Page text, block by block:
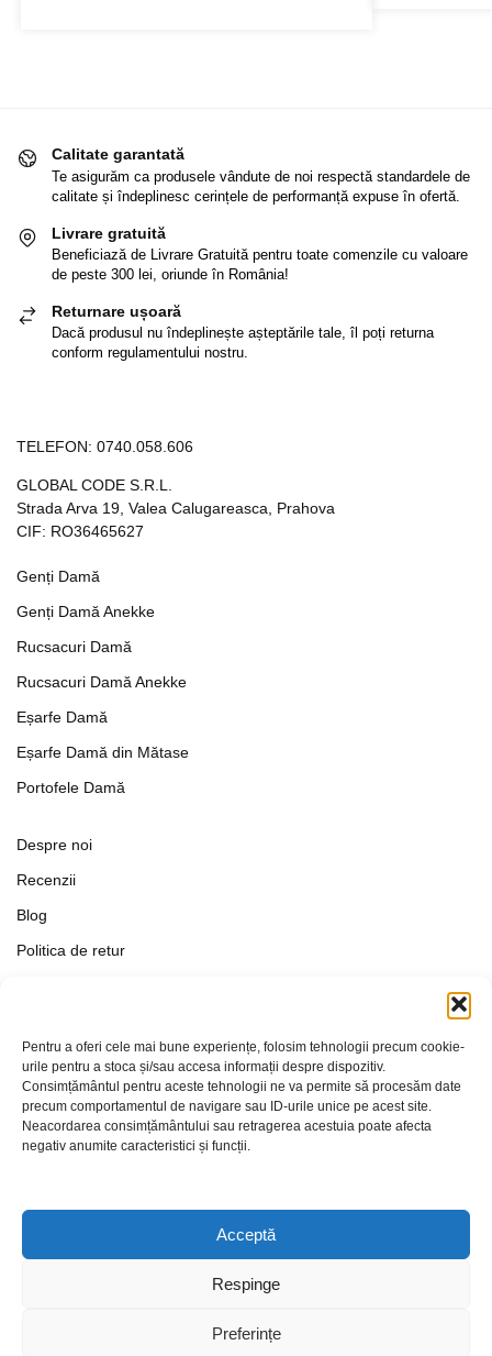
Pentru a oferi cele mai bune experiențe, folosim tehnologii precum cookie-
urile pentru a stoca și/sau accesa informații despre dispozitiv.
Consimțământul pentru aceste tehnologii ne va permite să procesăm date
precum comportamentul de navigare sau ID-urile unice pe acest site.
Neacordarea consimțământului sau retragerea acestuia poate afecta
negativ anumite caracteristici și funcții.
Acceptă
Respinge
Preferințe
Calitate garantată
Te asigurăm ca produsele vândute de noi respectă standardele de
calitate și îndeplinesc cerințele de performanță expuse în ofertă.
Livrare gratuită
Beneficiază de Livrare Gratuită pentru toate comenzile cu valoare
de peste 300 lei, oriunde în România!
Returnare ușoară
Dacă produsul nu îndeplinește așteptările tale, îl poți returna
conform regulamentului nostru.
TELEFON: 0740.058.606
GLOBAL CODE S.R.L.
Strada Arva 19, Valea Calugareasca, Prahova
CIF: RO36465627
Genți Damă
Genți Damă Anekke
Rucsacuri Damă
Rucsacuri Damă Anekke
Eșarfe Damă
Eșarfe Damă din Mătase
Portofele Damă
Despre noi
Recenzii
Blog
Politica de retur
Politica de Confidențialitate
Politica de cookies
Setări Cookie-uri
Contact